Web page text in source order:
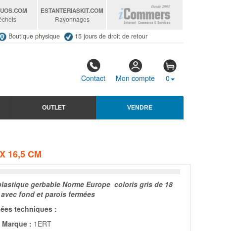
.COM
ESTANTERIASKIT.COM
Rayonnages
Boutique physique 15 jours de droit de retour
Contact Mon compte 0
OUTLET VENDRE
16,5 CM
gerbable Norme Europe coloris gris de 18
fond et parois fermées
techniques :
Marque : 1ERT